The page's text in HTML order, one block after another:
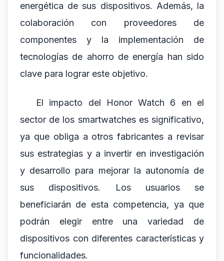
energética de sus dispositivos. Además, la
colaboración con proveedores de
componentes y la implementación de
tecnologías de ahorro de energía han sido
clave para lograr este objetivo.
El impacto del Honor Watch 6 en el
sector de los smartwatches es significativo,
ya que obliga a otros fabricantes a revisar
sus estrategias y a invertir en investigación
y desarrollo para mejorar la autonomía de
sus dispositivos. Los usuarios se
beneficiarán de esta competencia, ya que
podrán elegir entre una variedad de
dispositivos con diferentes características y
funcionalidades.